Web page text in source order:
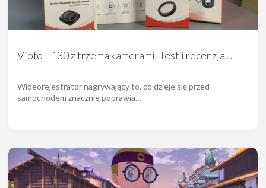
Viofo T130 z trzema kamerami. Test i recenzja…
Wideorejestrator nagrywający to, co dzieje się przed
samochodem znacznie poprawia…